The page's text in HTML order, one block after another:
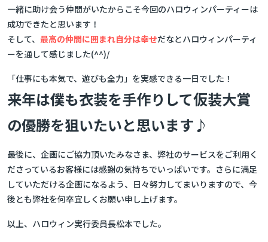
一緒に助け会う仲間がいたからこそ今回のハロウィンパーティーは
成功できたと思います！
そして、 最高の仲間に囲まれ自分は幸せだなとハロウィンパーティ
ーを通して感じました(^^)/
「仕事にも本気で、遊びも全力」を実感できる一日でした！
来年は僕も衣装を手作りして仮装大賞
の優勝を狙いたいと思います♪
最後に、企画にご協力頂いたみなさま、弊社のサービスをご利用く
ださっているお客様には感謝の気持ちでいっぱいです。さらに満足
していただける企画になるよう、日々努力してまいりますので、今
後とも弊社を何卒宜しくお願い申し上げます。
以上、ハロウィン実行委員長松本でした。